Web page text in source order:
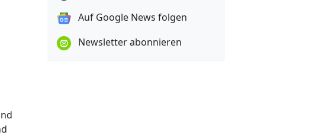
Auf Google News folgen
Newsletter abonnieren